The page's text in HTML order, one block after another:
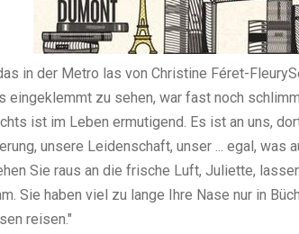
in der Metro las von Christine Féret-Fleury
eingeklemmt zu sehen, war fast noch
ist im Leben ermutigend. Es ist an uns,
unsere Leidenschaft, unser ... egal, was
Sie raus an die frische Luft, Juliette,
Sie haben viel zu lange Ihre Nase nur in
reisen."